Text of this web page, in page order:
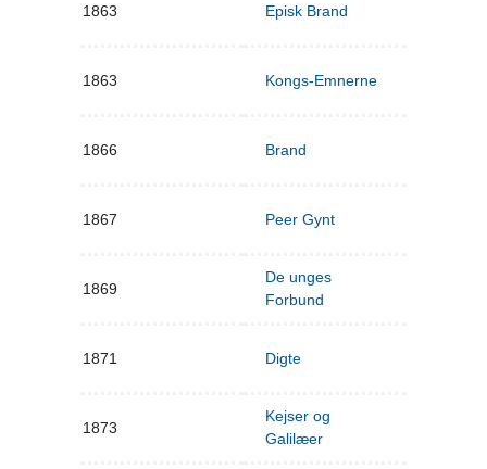
1863 Episk Brand
1863 Kongs-Emnerne
1866 Brand
1867 Peer Gynt
1869
De unges
Forbund
1871 Digte
1873
Kejser og
Galilæer